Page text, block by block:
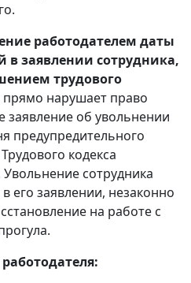
работодателем даты
в заявлении сотрудника,
трудового
прямо нарушает право
заявление об увольнении
предупредительного
кодекса
сотрудника
его заявлении, незаконно
на работе с